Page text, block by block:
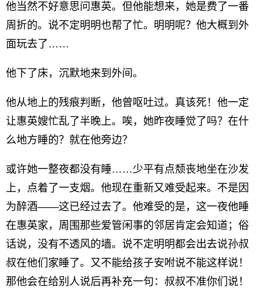
他当然不好意思问惠英。但他能想来，她是费了一番
周折的。说不定明明也帮了忙。明明呢？他大概到外
面玩去了……
他下了床，沉默地来到外间。
他从地上的残痕判断，他曾呕吐过。真该死！他一定
让惠英嫂忙乱了半晚上。唉，她昨夜睡觉了吗？在什
么地方睡的？就在他旁边？
或许她一整夜都没有睡……少平有点颓丧地坐在沙发
上，点着了一支烟。他现在重新又难受起来。不是因
为醉酒——这已经过去了。他难受的是，这一夜他睡
在惠英家，周围那些爱管闲事的邻居肯定会知道；俗
话说，没有不透风的墙。说不定明明都会出去说孙叔
叔在他们家睡了。又不能给孩子安咐说不能这样说！
那他会在给别人说后再补充一句：叔叔不准你们说！